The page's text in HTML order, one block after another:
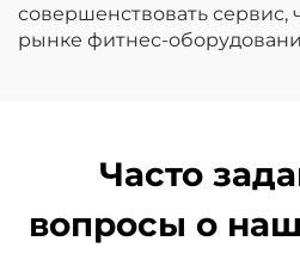
совершенствовать сервис,
рынке фитнес-
Часто
вопросы о